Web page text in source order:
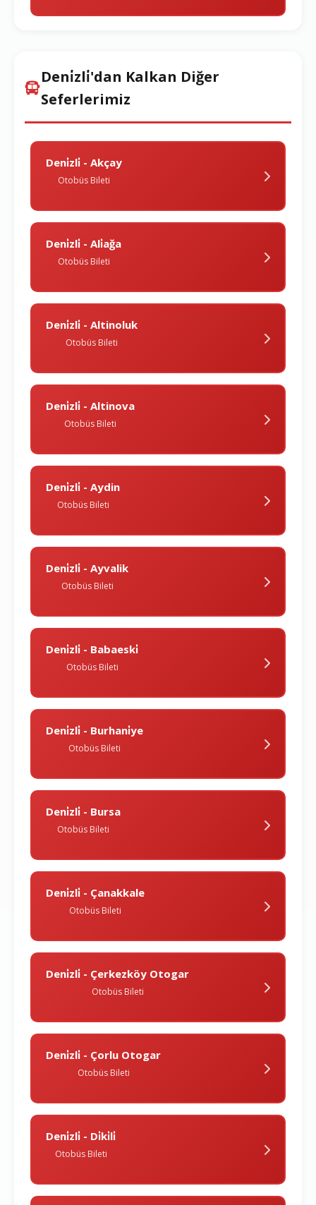
Deni̇zli̇'dan Kalkan Diğer
Seferlerimiz
Deni̇zli̇ - Akçay
Otobüs Bileti
Deni̇zli̇ - Ali̇ağa
Otobüs Bileti
Deni̇zli̇ - Altinoluk
Otobüs Bileti
Deni̇zli̇ - Altinova
Otobüs Bileti
Deni̇zli̇ - Aydin
Otobüs Bileti
Deni̇zli̇ - Ayvalik
Otobüs Bileti
Deni̇zli̇ - Babaeski̇
Otobüs Bileti
Deni̇zli̇ - Burhani̇ye
Otobüs Bileti
Deni̇zli̇ - Bursa
Otobüs Bileti
Deni̇zli̇ - Çanakkale
Otobüs Bileti
Deni̇zli̇ - Çerkezköy Otogar
Otobüs Bileti
Deni̇zli̇ - Çorlu Otogar
Otobüs Bileti
Deni̇zli̇ - Di̇ki̇li̇
Otobüs Bileti